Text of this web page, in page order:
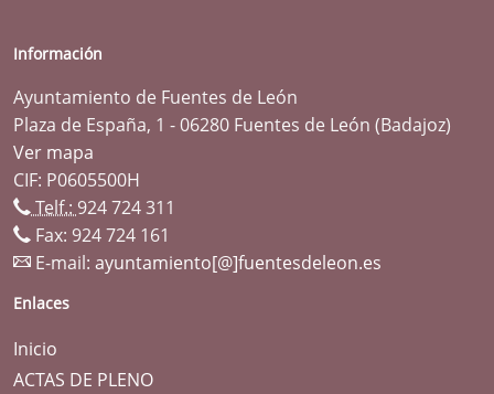
Información
Ayuntamiento de Fuentes de León
Plaza de España, 1 - 06280 Fuentes de León (Badajoz)
Ver mapa
CIF: P0605500H
Telf.: 924 724 311
Fax: 924 724 161
E-mail: ayuntamiento[@]fuentesdeleon.es
Enlaces
Inicio
ACTAS DE PLENO